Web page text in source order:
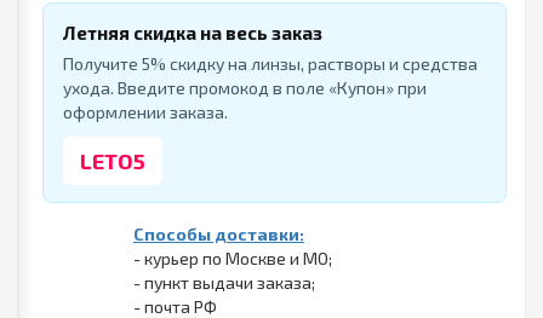
Летняя скидка на весь заказ
Получите 5% скидку на линзы, растворы и средства
ухода. Введите промокод в поле «Купон» при
оформлении заказа.
LETO5
Способы доставки:
- курьер по Москве и МО;
- пункт выдачи заказа;
- почта РФ